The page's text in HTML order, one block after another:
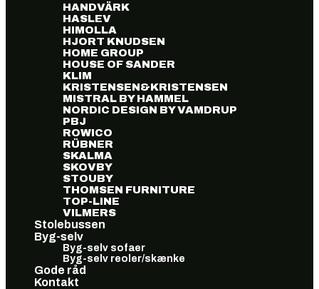
HANDVÄRK
HASLEV
HIMOLLA
HJORT KNUDSEN
HOME GROUP
HOUSE OF SANDER
KLIM
KRISTENSEN&KRISTENSEN
MISTRAL BY HAMMEL
NORDIC DESIGN BY VAMDRUP
PBJ
ROWICO
RÜBNER
SKALMA
SKOVBY
STOUBY
THOMSEN FURNITURE
TOP-LINE
VILMERS
Stolebussen
Byg-selv
Byg-selv sofaer
Byg-selv reoler/skænke
Gode råd
Kontakt